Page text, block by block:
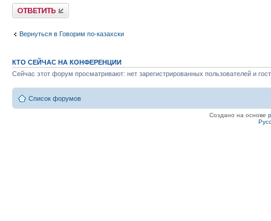
Ответить
Вернуться в Говорим по-казахски
КТО СЕЙЧАС НА КОНФЕРЕНЦИИ
Сейчас этот форум просматривают: нет зарегистрированных пользователей и
Список форумов
Создано на основе